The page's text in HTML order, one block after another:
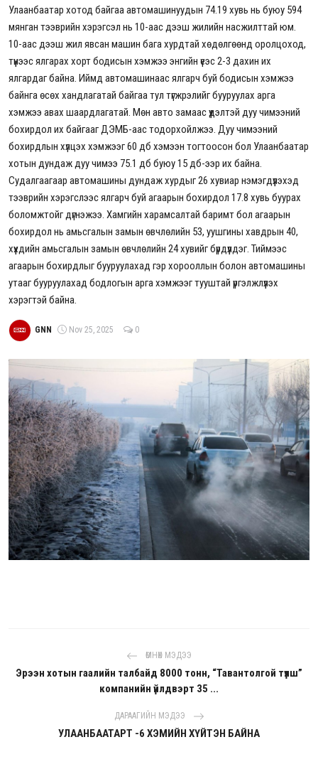
Улаанбаатар хотод байгаа автомашинуудын 74.19 хувь нь буюу 594
мянган тээврийн хэрэгсэл нь 10-аас дээш жилийн насжилттай юм.
10-аас дээш жил явсан машин бага хурдтай хөдөлгөөнд оролцоход,
түүнээс ялгарах хорт бодисын хэмжээ энгийн үеэс 2-3 дахин их
ялгардаг байна. Иймд автомашинаас ялгарч буй бодисын хэмжээ
байнга өсөх хандлагатай байгаа тул түгжрэлийг бууруулах арга
хэмжээ авах шаардлагатай. Мөн авто замаас үүдэлтэй дуу чимээний
бохирдол их байгааг ДЭМБ-аас тодорхойлжээ. Дуу чимээний
бохирдлын хүлцэх хэмжээг 60 дб хэмээн тогтоосон бол Улаанбаатар
хотын дундаж дуу чимээ 75.1 дб буюу 15 дб-ээр их байна.
Судалгаагаар автомашины дундаж хурдыг 26 хувиар нэмэгдүүлэхэд
тээврийн хэрэгслээс ялгарч буй агаарын бохирдол 17.8 хувь буурах
боломжтойг дүгнэжээ. Хамгийн харамсалтай баримт бол агаарын
бохирдол нь амьсгалын замын өвчлөлийн 53, уушгины хавдрын 40,
хүүхдийн амьсгалын замын өвчлөлийн 24 хувийг бүрдүүлдэг. Тиймээс
агаарын бохирдлыг бууруулахад гэр хорооллын болон автомашины
утааг бууруулахад бодлогын арга хэмжээг тууштай үргэлжлүүлэх
хэрэгтэй байна.
GNN Nov 25, 2025 0
ӨМНӨХ МЭДЭЭ
Эрээн хотын гаалийн талбайд 8000 тонн, “Тавантолгой түлш”
компанийн үйлдвэрт 35 ...
ДАРААГИЙН МЭДЭЭ
УЛААНБААТАРТ -6 ХЭМИЙН ХҮЙТЭН БАЙНА